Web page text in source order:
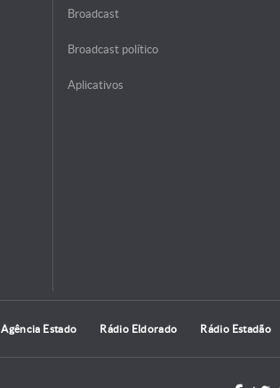
Broadcast
Broadcast político
Aplicativos
Agência Estado Rádio Eldorado Rádio Estadão